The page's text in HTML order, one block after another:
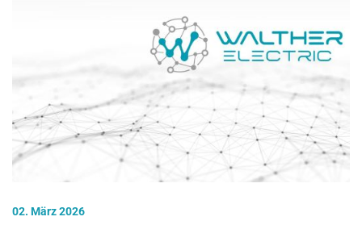
02. März 2026